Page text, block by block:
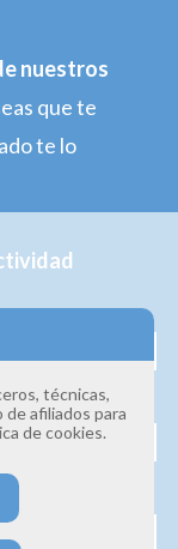
nuestros
que te
te lo
técnicas,
de afiliados para
de cookies.